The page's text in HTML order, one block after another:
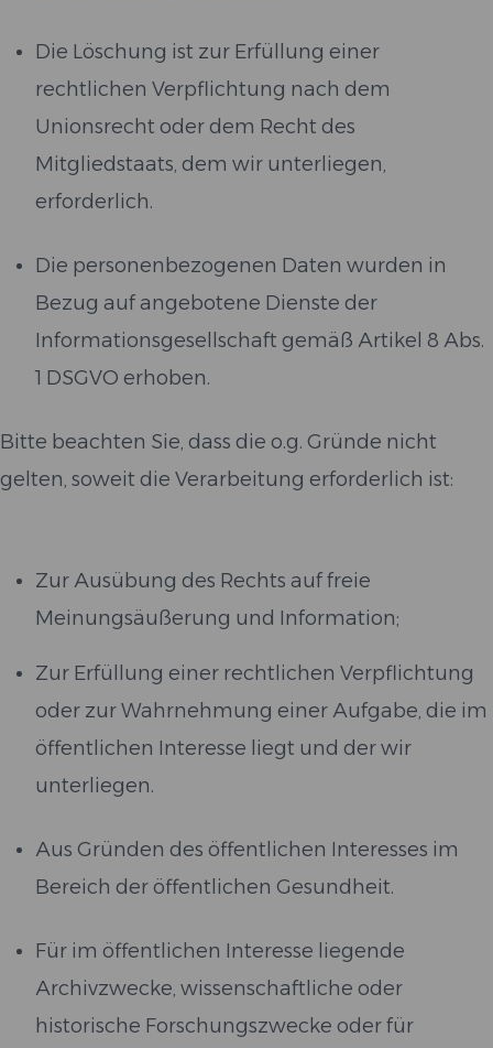
Die Löschung ist zur Erfüllung einer
rechtlichen Verpflichtung nach dem
Unionsrecht oder dem Recht des
Mitgliedstaats, dem wir unterliegen,
erforderlich.
Die personenbezogenen Daten wurden in
Bezug auf angebotene Dienste der
Informationsgesellschaft gemäß Artikel 8 Abs.
1 DSGVO erhoben.
Bitte beachten Sie, dass die o.g. Gründe nicht
gelten, soweit die Verarbeitung erforderlich ist:
Zur Ausübung des Rechts auf freie
Meinungsäußerung und Information;
Zur Erfüllung einer rechtlichen Verpflichtung
oder zur Wahrnehmung einer Aufgabe, die im
öffentlichen Interesse liegt und der wir
unterliegen.
Aus Gründen des öffentlichen Interesses im
Bereich der öffentlichen Gesundheit.
Für im öffentlichen Interesse liegende
Archivzwecke, wissenschaftliche oder
historische Forschungszwecke oder für